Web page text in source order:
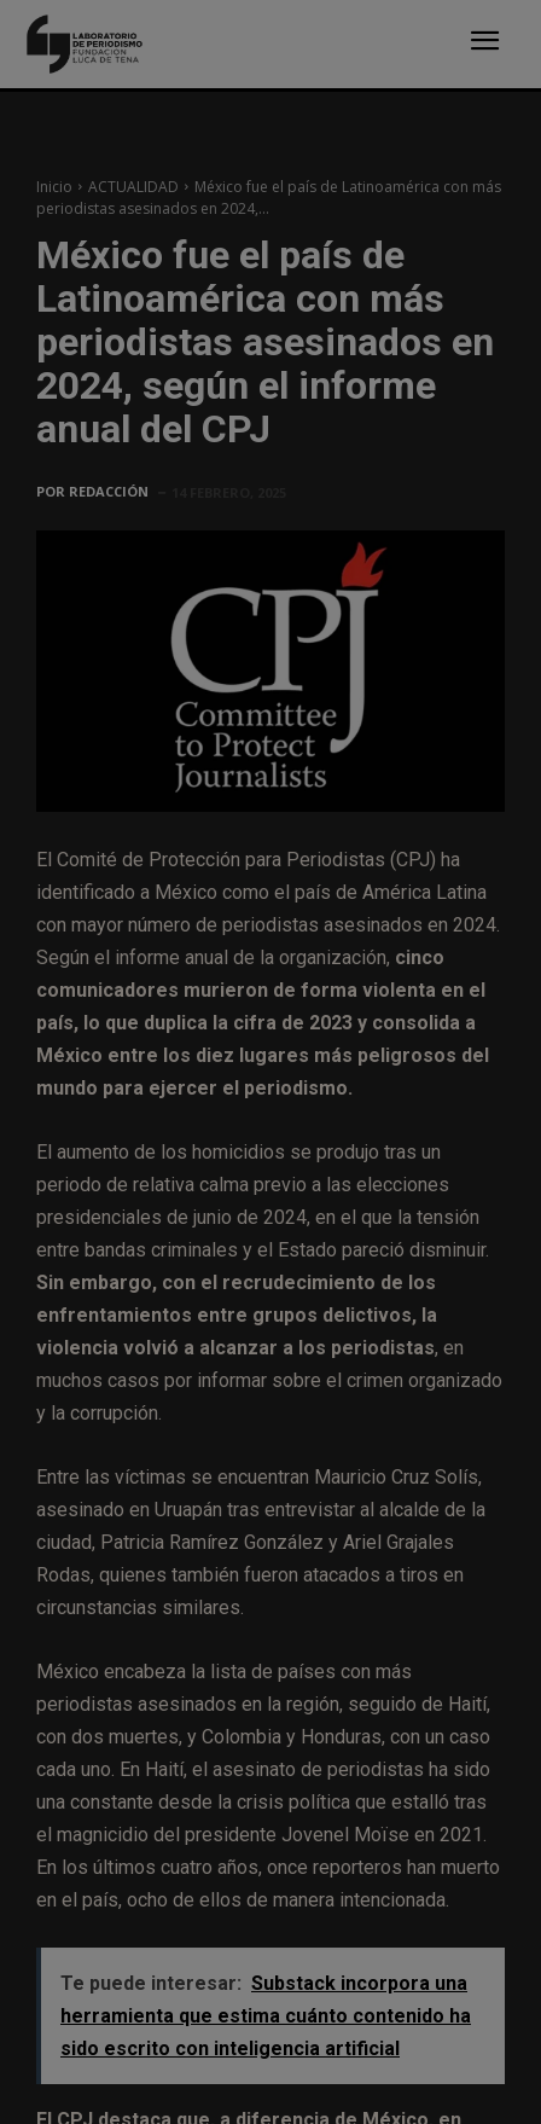
Inicio ACTUALIDAD
México fue el país de Latinoamérica con más
periodistas asesinados en 2024,...
México fue el país de
Latinoamérica con más
periodistas asesinados en
2024, según el informe
anual del CPJ
POR REDACCIÓN
El Comité de Protección para Periodistas (CPJ) ha
identificado a México como el país de América Latina
con mayor número de periodistas asesinados en 2024.
Según el informe anual de la organización, cinco
comunicadores murieron de forma violenta en el
país, lo que duplica la cifra de 2023 y consolida a
México entre los diez lugares más peligrosos del
mundo para ejercer el periodismo.
El aumento de los homicidios se produjo tras un
periodo de relativa calma previo a las elecciones
presidenciales de junio de 2024, en el que la tensión
entre bandas criminales y el Estado pareció disminuir.
Sin embargo, con el recrudecimiento de los
enfrentamientos entre grupos delictivos, la
violencia volvió a alcanzar a los periodistas, en
muchos casos por informar sobre el crimen organizado
y la corrupción.
Entre las víctimas se encuentran Mauricio Cruz Solís,
asesinado en Uruapán tras entrevistar al alcalde de la
ciudad, Patricia Ramírez González y Ariel Grajales
Rodas, quienes también fueron atacados a tiros en
circunstancias similares.
México encabeza la lista de países con más
periodistas asesinados en la región, seguido de Haití,
con dos muertes, y Colombia y Honduras, con un caso
cada uno. En Haití, el asesinato de periodistas ha sido
una constante desde la crisis política que estalló tras
el magnicidio del presidente Jovenel Moïse en 2021.
En los últimos cuatro años, once reporteros han muerto
en el país, ocho de ellos de manera intencionada.
Te puede interesar: Substack incorpora una
herramienta que estima cuánto contenido ha
sido escrito con inteligencia artificial
El CPJ destaca que, a diferencia de México, en